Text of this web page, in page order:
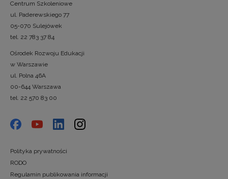
Centrum Szkoleniowe
ul. Paderewskiego 77
05-070 Sulejówek
tel. 22 783 37 84
Ośrodek Rozwoju Edukacji
w Warszawie
ul. Polna 46A
00-644 Warszawa
tel. 22 570 83 00
Polityka prywatności
RODO
Regulamin publikowania informacji